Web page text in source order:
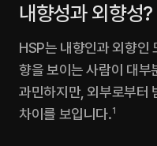
내향성과 외향성
HSP는 내향인과 외향인
향을 보이는 사람이 대부
과민하지만, 외부로부터
차이를 보입니다.1